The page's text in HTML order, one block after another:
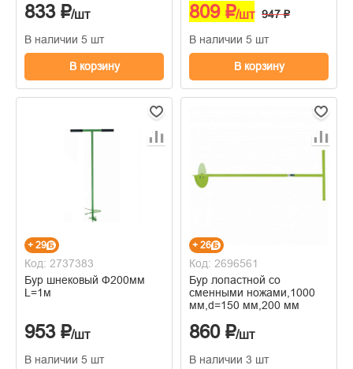
833 ₽/шт
В наличии 5 шт
В корзину
809 ₽/шт 947 ₽
В наличии 5 шт
В корзину
+ 29
Код: 2737383
Бур шнековый Ф200мм
L=1м
953 ₽/шт
В наличии 5 шт
+ 26
Код: 2696561
Бур лопастной со
сменными ножами,1000
мм,d=150 мм,200 мм
860 ₽/шт
В наличии 3 шт